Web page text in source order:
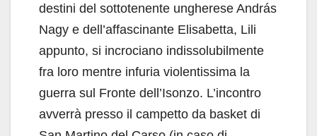
destini del sottotenente ungherese András
Nagy e dell’affascinante Elisabetta, Lili
appunto, si incrociano indissolubilmente
fra loro mentre infuria violentissima la
guerra sul Fronte dell’Isonzo. L’incontro
avverrà presso il campetto da basket di